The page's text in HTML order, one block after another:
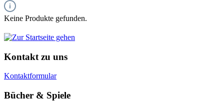
Keine Produkte gefunden.
Kontakt zu uns
Kontaktformular
Bücher & Spiele